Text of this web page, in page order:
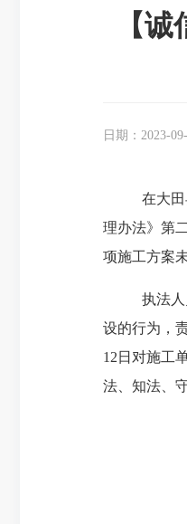
【
日期：2023-
在大
理办法》 第
项施工方案
执法
设的行为，
12日对施工
法、 知法